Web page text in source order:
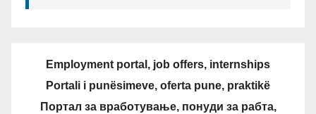
Employment portal, job offers, internships
Portali i punësimeve, oferta pune, praktikë
Портал за вработување, понуди за рабта,